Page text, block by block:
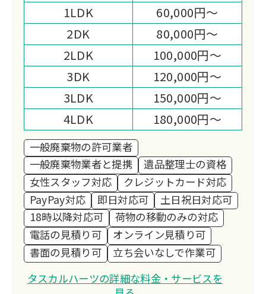
1LDK
60,000円～
2DK
80,000円～
2LDK
100,000円～
3DK
120,000円～
3LDK
150,000円～
4LDK
180,000円～
一般廃棄物の許可業者
一般廃棄物業者と提携
遺品整理士の資格
女性スタッフ対応
クレジットカード対応
PayPay対応
即日対応可
土日祝日対応可
18時以降対応可
荷物の移動のみの対応
電話の見積り可
オンライン見積り可
書面の見積り可
立ち会いなしで作業可
タスカルハーツの詳細な料金・サービスを